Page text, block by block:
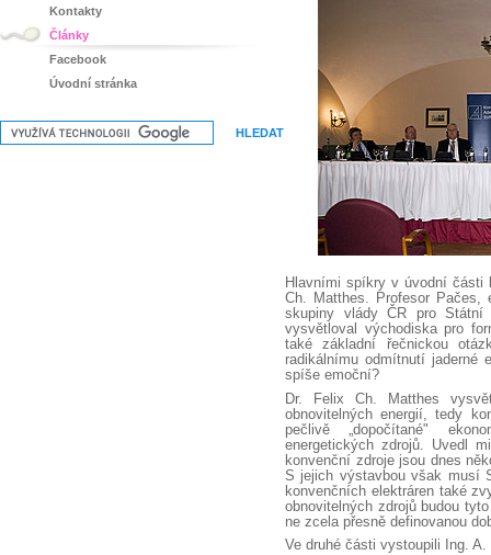
Hlavními spíkry v úvodní části
Ch. Matthes. Profesor Pačes,
skupiny vlády ČR pro Státní
vysvětloval východiska pro
také základní řečnickou
radikálnímu odmítnutí jaderné
spíše emoční?
Dr. Felix Ch. Matthes
obnovitelných energií, tedy
pečlivě „dopočítané"
energetických zdrojů. Uvedl
konvenční zdroje jsou dnes
S jejich výstavbou však musí
konvenčních elektráren také
obnovitelných zdrojů budou
ne zcela přesně definovanou
Ve druhé části vystoupili Ing.
Kontakty
Články
Facebook
Úvodní stránka